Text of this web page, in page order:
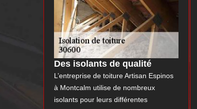
Des isolants de qualité
L’entreprise de toiture Artisan Espinos
à Montcalm utilise de nombreux
isolants pour leurs différentes